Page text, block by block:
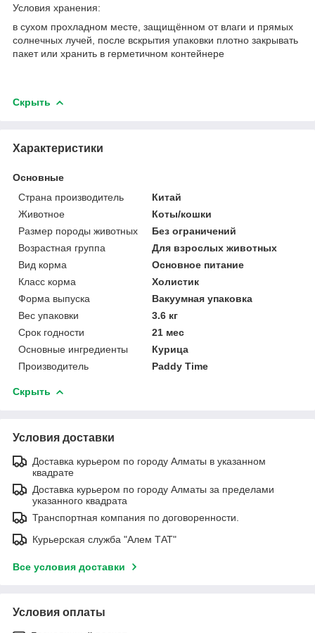
Условия хранения:
в сухом прохладном месте, защищённом от влаги и прямых
солнечных лучей, после вскрытия упаковки плотно закрывать
пакет или хранить в герметичном контейнере
Скрыть
Характеристики
Основные
Страна производитель
Китай
Животное
Коты/кошки
Размер породы животных
Без ограничений
Возрастная группа
Для взрослых животных
Вид корма
Основное питание
Класс корма
Холистик
Форма выпуска
Вакуумная упаковка
Вес упаковки
3.6 кг
Срок годности
21 мес
Основные ингредиенты
Курица
Производитель
Paddy Time
Скрыть
Условия доставки
Доставка курьером по городу Алматы в указанном
квадрате
Доставка курьером по городу Алматы за пределами
указанного квадрата
Транспортная компания по договоренности.
Курьерская служба "Алем ТАТ"
Все условия доставки
Условия оплаты